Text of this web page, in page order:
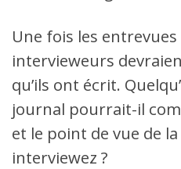
Une fois les
intervieweurs
qu’ils ont écrit.
journal pourrait-il
et le point de vue de
interviewez ?